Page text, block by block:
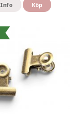
Info Köp